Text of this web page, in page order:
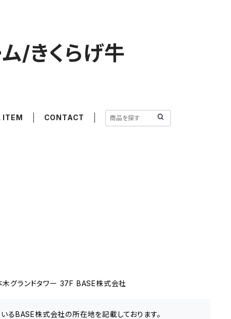
/きくらげ牛
ITEM CONTACT
グランドタワー 37F BASE株式会社
るBASE株式会社の所在地を記載しております。